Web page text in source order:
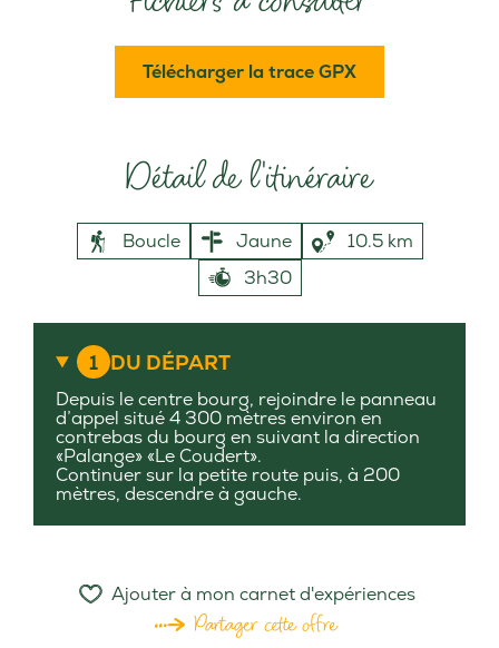
Télécharger la trace GPX
Détail de l'itinéraire
Boucle Jaune
10.5 km
3h30
1 DU DÉPART
Depuis le centre bourg, rejoindre le panneau
d’appel situé 4 300 mètres environ en
contrebas du bourg en suivant la direction
«Palange» «Le Coudert».
Continuer sur la petite route puis, à 200
mètres, descendre à gauche.
Ajouter à mon carnet d'expériences
Partager cette offre